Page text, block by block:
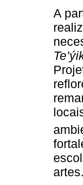
A
artes.